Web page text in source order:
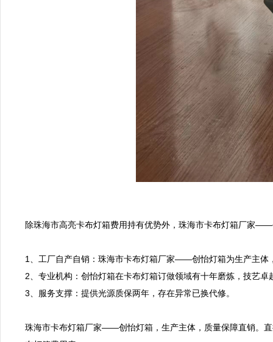
除珠海市高亮卡布灯箱费用持有优势外，珠海市卡布灯箱厂家
1、工厂自产自销：珠海市卡布灯箱厂家——创怡灯箱为生产主体
2、专业机构：创怡灯箱在卡布灯箱订做领域有十年磨炼，技艺卓
3、服务支撑：提供光源质保两年，存在异常已换代修。
珠海市卡布灯箱厂家——创怡灯箱，生产主体，质量保障直销。